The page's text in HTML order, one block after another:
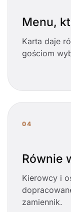
Menu,
Karta daje
gościom
04
Równie
Kierowcy i
zamiennik.